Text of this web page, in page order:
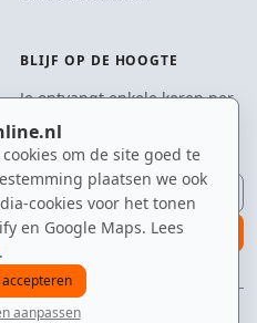
om de site goed te
plaatsen we ook
cookies voor het tonen
en Google Maps. Lees
.
aanpassen
BLIJF OP DE HOOGTE
Je ontvangt enkele keren per
jaar een e-mail met het
laatste badmintonnieuws.
E-mailadres
aanmelden
met een passie voor de drop shot